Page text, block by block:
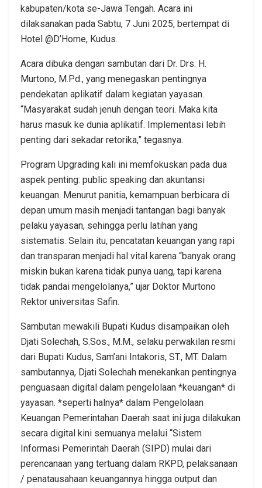
kabupaten/kota se-Jawa Tengah. Acara ini
dilaksanakan pada Sabtu, 7 Juni 2025, bertempat di
Hotel @D’Home, Kudus.
Acara dibuka dengan sambutan dari Dr. Drs. H.
Murtono, M.Pd., yang menegaskan pentingnya
pendekatan aplikatif dalam kegiatan yayasan.
“Masyarakat sudah jenuh dengan teori. Maka kita
harus masuk ke dunia aplikatif. Implementasi lebih
penting dari sekadar retorika,” tegasnya.
Program Upgrading kali ini memfokuskan pada dua
aspek penting: public speaking dan akuntansi
keuangan. Menurut panitia, kemampuan berbicara di
depan umum masih menjadi tantangan bagi banyak
pelaku yayasan, sehingga perlu latihan yang
sistematis. Selain itu, pencatatan keuangan yang rapi
dan transparan menjadi hal vital karena “banyak orang
miskin bukan karena tidak punya uang, tapi karena
tidak pandai mengelolanya,” ujar Doktor Murtono
Rektor universitas Safin.
Sambutan mewakili Bupati Kudus disampaikan oleh
Djati Solechah, S.Sos., M.M., selaku perwakilan resmi
dari Bupati Kudus, Sam’ani Intakoris, ST., MT. Dalam
sambutannya, Djati Solechah menekankan pentingnya
penguasaan digital dalam pengelolaan *keuangan* di
yayasan. *seperti halnya* dalam Pengelolaan
Keuangan Pemerintahan Daerah saat ini juga dilakukan
secara digital kini semuanya melalui “Sistem
Informasi Pemerintah Daerah (SIPD) mulai dari
perencanaan yang tertuang dalam RKPD, pelaksanaan
/ penatausahaan keuangannya hingga output dan